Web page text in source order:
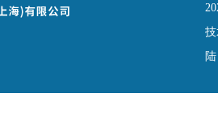
陆